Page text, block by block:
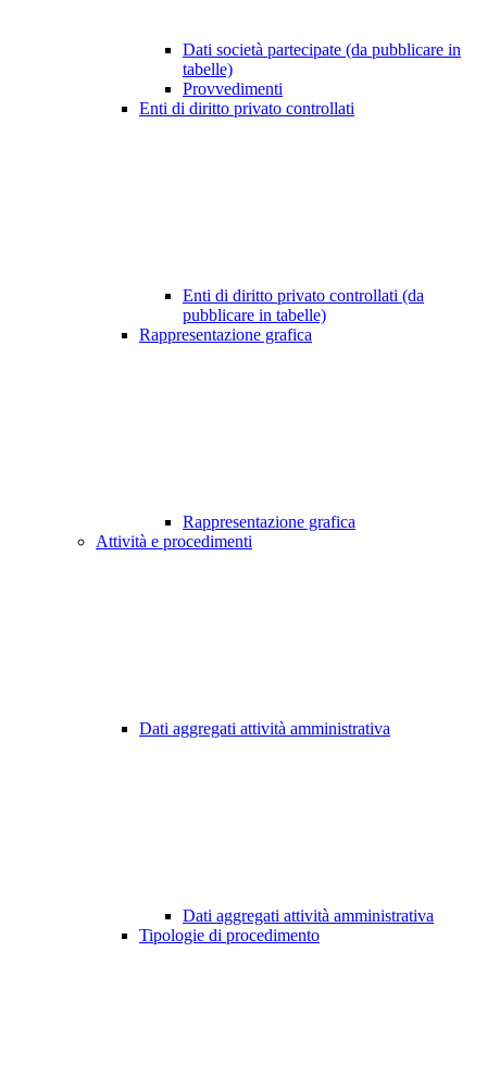
Dati società partecipate (da pubblicare in
tabelle)
Provvedimenti
Enti di diritto privato controllati
Enti di diritto privato controllati (da
pubblicare in tabelle)
Rappresentazione grafica
Rappresentazione grafica
Attività e procedimenti
Dati aggregati attività amministrativa
Dati aggregati attività amministrativa
Tipologie di procedimento